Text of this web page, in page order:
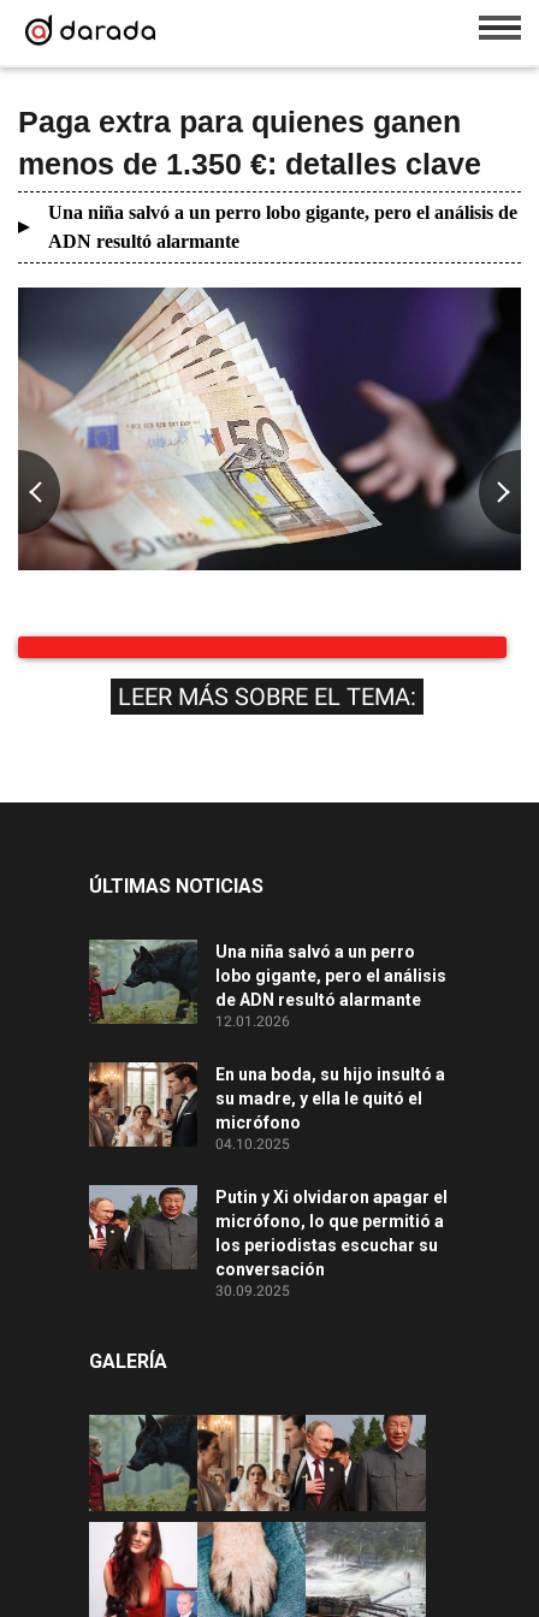
Paga extra para quienes ganen
menos de 1.350 €: detalles clave
Una niña salvó a un perro lobo gigante, pero el análisis de
ADN resultó alarmante
LEER MÁS SOBRE EL TEMA:
ÚLTIMAS NOTICIAS
Una niña salvó a un perro
lobo gigante, pero el análisis
de ADN resultó alarmante
12.01.2026
En una boda, su hijo insultó a
su madre, y ella le quitó el
micrófono
04.10.2025
Putin y Xi olvidaron apagar el
micrófono, lo que permitió a
los periodistas escuchar su
conversación
30.09.2025
GALERÍA